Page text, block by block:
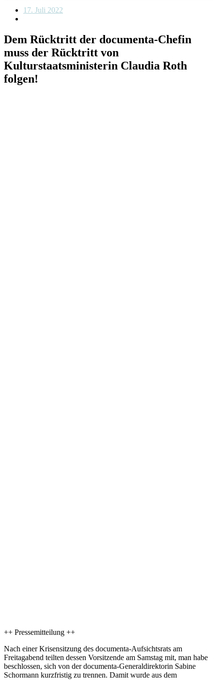
17. Juli 2022
Dem Rücktritt der documenta-Chefin
muss der Rücktritt von
Kulturstaatsministerin Claudia Roth
folgen!
++ Pressemitteilung ++
Nach einer Krisensitzung des documenta-Aufsichtsrats am
Freitagabend teilten dessen Vorsitzende am Samstag mit, man habe
beschlossen, sich von der documenta-Generaldirektorin Sabine
Schormann kurzfristig zu trennen. Damit wurde aus dem